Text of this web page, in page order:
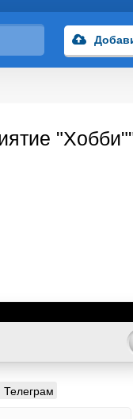
Телеграм